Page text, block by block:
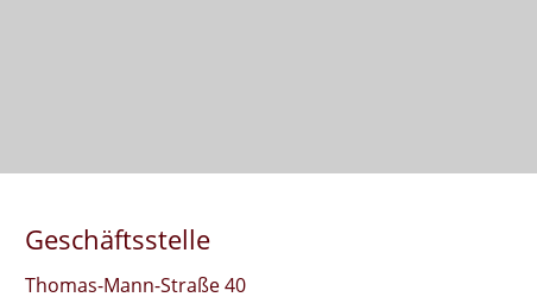
Geschäftsstelle
Thomas-Mann-Straße 40